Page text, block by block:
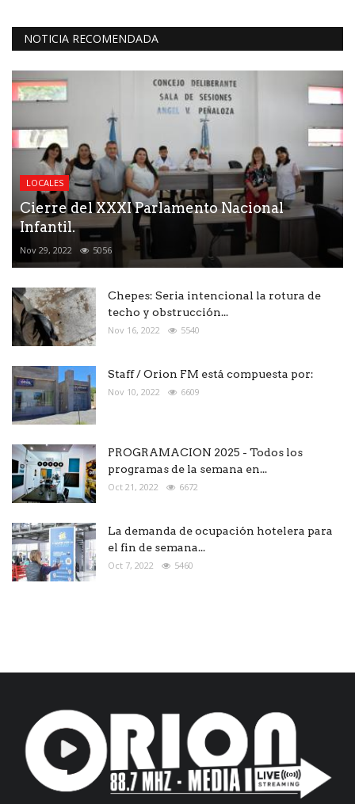
NOTICIA RECOMENDADA
LOCALES
Cierre del XXXI Parlamento Nacional
Infantil.
Nov 29, 2022 5056
Chepes: Seria intencional la rotura de
techo y obstrucción...
Nov 16, 2022 5540
Staff / Orion FM está compuesta por:
Nov 10, 2022 6609
PROGRAMACION 2025 - Todos los
programas de la semana en...
Oct 21, 2022 6672
La demanda de ocupación hotelera para
el fin de semana...
Oct 7, 2022 5460